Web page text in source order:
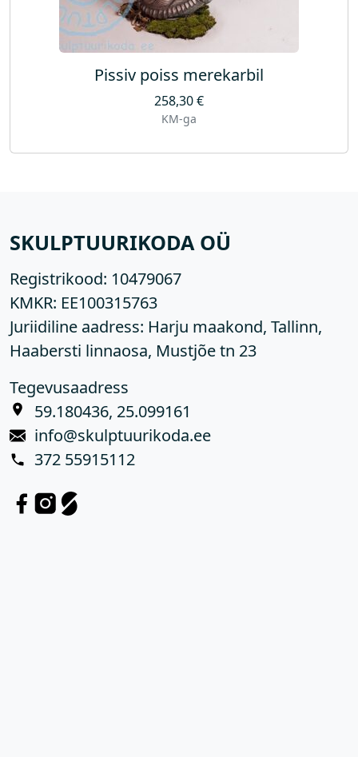
Pissiv poiss merekarbil
258,30€
KM-ga
SKULPTUURIKODA OÜ
Registrikood: 10479067
KMKR: EE100315763
Juriidiline aadress: Harju maakond, Tallinn,
Haabersti linnaosa, Mustjõe tn 23
Tegevusaadress
59.180436, 25.099161
info@skulptuurikoda.ee
372 55915112